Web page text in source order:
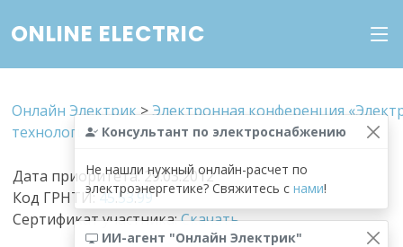
ONLINE ELECTRIC
Консультант по электроснабжению
Не нашли нужный онлайн-расчет по
электроэнергетике? Свяжитесь с нами!
ИИ-агент "Онлайн Электрик"
Онлайн Электрик>Электронная конференция
технологии»
Дата приоритета: 29.03.2012
Код ГРНТИ:45.53.99
Сертификат участника:Скачать